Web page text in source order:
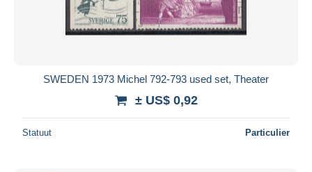
SWEDEN 1973 Michel 792-793 used set, Theater
± US$ 0,92
Statuut Particulier